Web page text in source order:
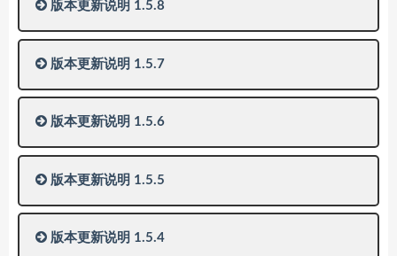
版本更新说明 1.5.8
版本更新说明 1.5.7
版本更新说明 1.5.6
版本更新说明 1.5.5
版本更新说明 1.5.4